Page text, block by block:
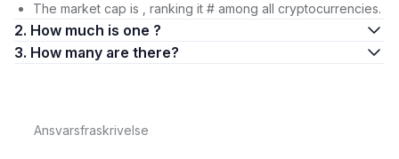
The market cap is , ranking it # among all cryptocurrencies.
2. How much is one ?
3. How many are there?
Ansvarsfraskrivelse